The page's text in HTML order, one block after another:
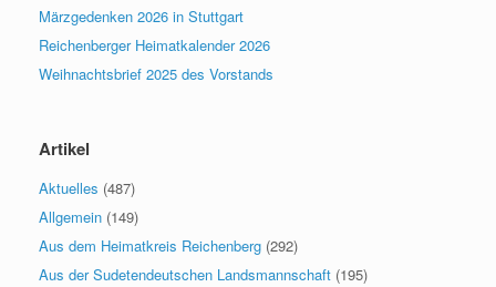
Märzgedenken 2026 in Stuttgart
Reichenberger Heimatkalender 2026
Weihnachtsbrief 2025 des Vorstands
Artikel
Aktuelles (487)
Allgemein (149)
Aus dem Heimatkreis Reichenberg (292)
Aus der Sudetendeutschen Landsmannschaft (195)